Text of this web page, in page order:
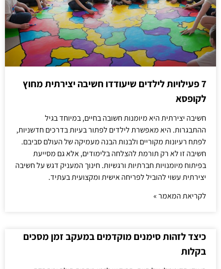
7 פעילויות לילדים שיעודדו חשיבה יצירתית מחוץ
לקופסא
חשיבה יצירתית היא מיומנות חשובה בחיים, במיוחד בגיל
ההתבגרות. היא מאפשרת לילדים לפתור בעיות בדרכים חדשניות,
לפתח רעיונות מקוריים ולבנות הבנה מעמיקה של העולם סביבם.
חשיבה זו לא רק תורמת להצלחה בלימודים, אלא גם מסייעת
בפיתוח מיומנויות חברתיות ורגשיות. חינוך המעניק דגש על חשיבה
יצירתית עשוי להוביל לפריחה אישית ומקצועית בעתיד.
לקריאת המאמר »
כיצד לזהות סימנים מוקדמים במעקב זמן מסכים
בקלות